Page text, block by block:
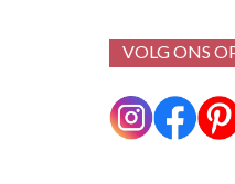
VOLG ONS